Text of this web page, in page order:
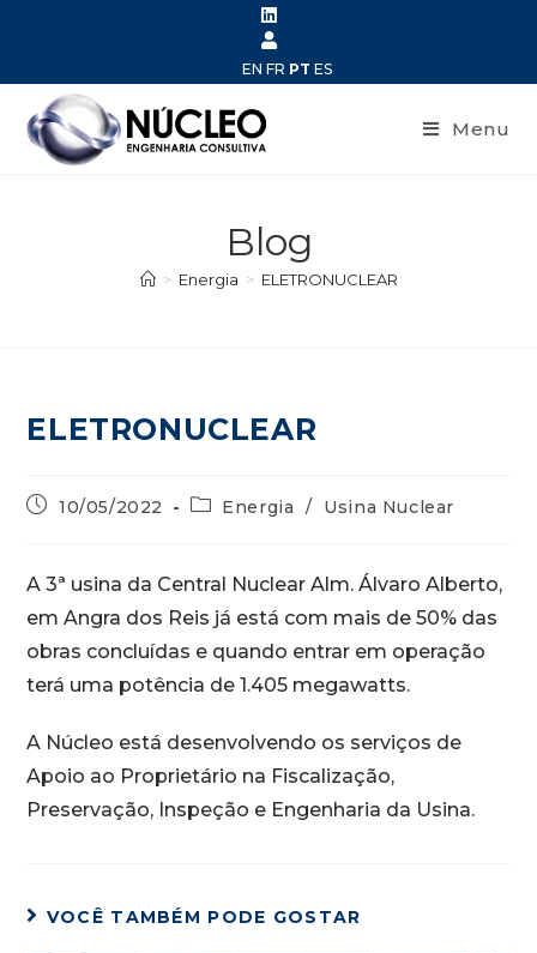
EN FR PT ES
Menu
Blog
> Energia > ELETRONUCLEAR
ELETRONUCLEAR
10/05/2022 Energia / Usina Nuclear
A 3ª usina da Central Nuclear Alm. Álvaro Alberto,
em Angra dos Reis já está com mais de 50% das
obras concluídas e quando entrar em operação
terá uma potência de 1.405 megawatts.
A Núcleo está desenvolvendo os serviços de
Apoio ao Proprietário na Fiscalização,
Preservação, Inspeção e Engenharia da Usina.
VOCÊ TAMBÉM PODE GOSTAR